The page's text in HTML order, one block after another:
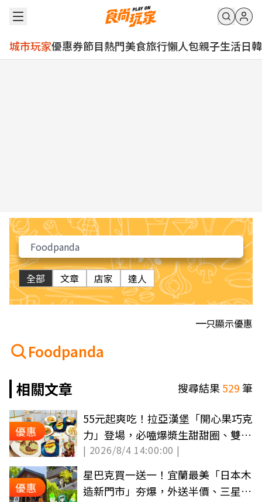
城市玩家優惠券節目熱門美食旅行懶人包親子生活日韓
全部 文章 店家 達人
只顯示優惠
Foodpanda
相關文章
搜尋結果529筆
優惠
55元起爽吃！拉亞漢堡「開心果巧克
力」登場，必嗑爆漿生甜甜圈、雙醬
炸雞堡
| 2026/8/4 14:00:00 |
優惠
星巴克買一送一！宜蘭最美「日本木
造新門市」夯爆，外送半價、三星蔥